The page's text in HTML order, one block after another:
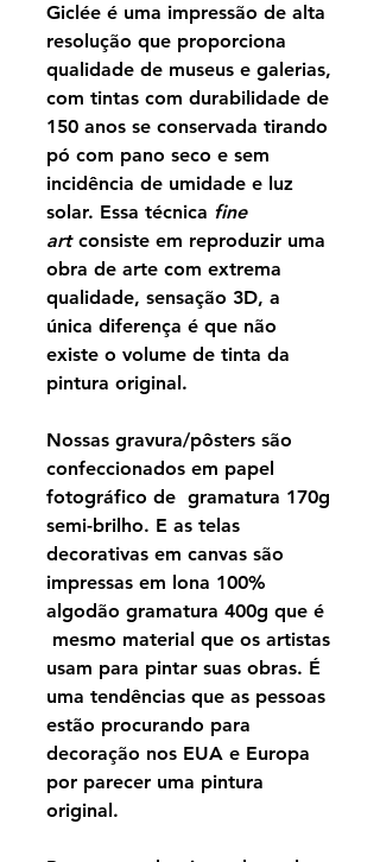
Giclée é uma impressão de alta
resolução que proporciona
qualidade de museus e galerias,
com tintas com durabilidade de
150 anos se conservada tirando
pó com pano seco e sem
incidência de umidade e luz
solar. Essa técnica fine
artconsiste em reproduzir uma
obra de arte com extrema
qualidade, sensação 3D, a
única diferença é que não
existe o volume de tinta da
pintura original.
Nossas gravura/pôsters são
confeccionados em papel
fotográfico de gramatura 170g
semi-brilho. E as telas
decorativas em canvas são
impressas em lona 100%
algodão gramatura 400g que é
mesmo material que os artistas
usam para pintar suas obras. É
uma tendências que as pessoas
estão procurando para
decoração nos EUA e Europa
por parecer uma pintura
original.